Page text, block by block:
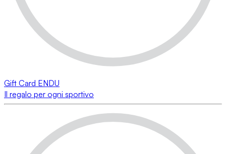
Gift Card ENDU
Il regalo per ogni sportivo